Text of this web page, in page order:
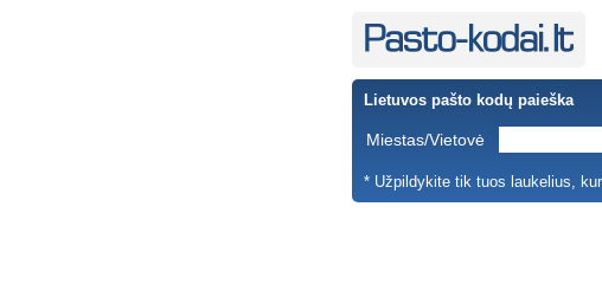
Lietuvos pašto kodų paieška
Miestas/Vietovė
* Užpildykite tik tuos laukelius,